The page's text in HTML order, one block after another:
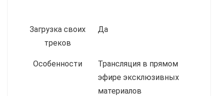
Загрузка своих
треков
Да
Особенности
Трансляция в прямом
эфире эксклюзивных
материалов